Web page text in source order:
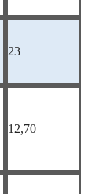
23
12,70